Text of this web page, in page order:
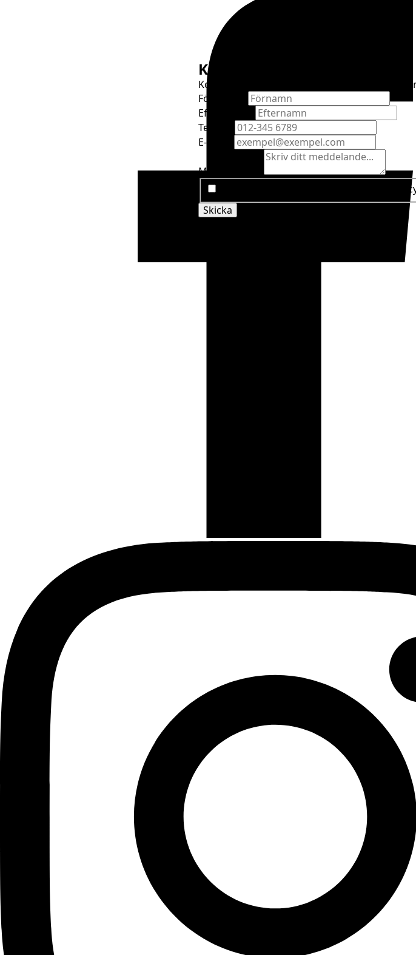
Kontakta oss
Kontakta oss genom att fylla i formuläret
Förnamn
Efternamn
Telefon
E-mail
Meddelande
Jag godkänner cookie- och
Skicka